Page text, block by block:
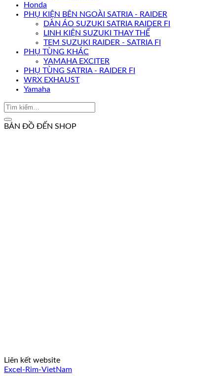
Honda
PHỤ KIỆN BÊN NGOÀI SATRIA - RAIDER
DÀN ÁO SUZUKI SATRIA RAIDER FI
LINH KIỆN SUZUKI THAY THẾ
TEM SUZUKI RAIDER - SATRIA FI
PHỤ TÙNG KHÁC
YAMAHA EXCITER
PHỤ TÙNG SATRIA - RAIDER FI
WRX EXHAUST
Yamaha
BẢN ĐỒ ĐẾN SHOP
Liên kết website
Excel-Rim-VietNam